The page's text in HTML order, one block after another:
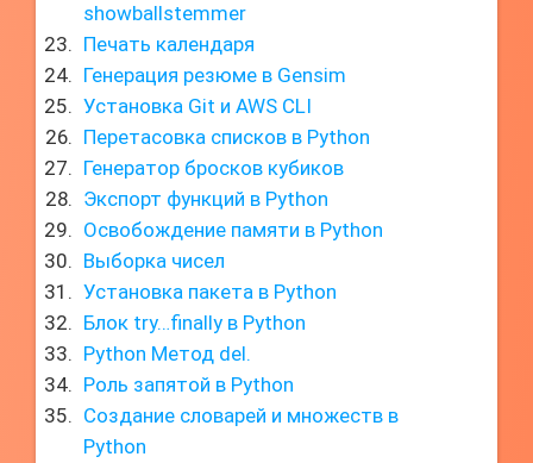
showballstemmer
Печать календаря
Генерация резюме в Gensim
Установка Git и AWS CLI
Перетасовка списков в Python
Генератор бросков кубиков
Экспорт функций в Python
Освобождение памяти в Python
Выборка чисел
Установка пакета в Python
Блок try…finally в Python
Python Метод del.
Роль запятой в Python
Создание словарей и множеств в
Python